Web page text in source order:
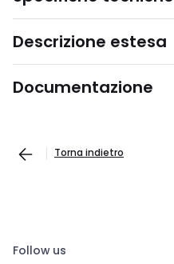
Descrizione estesa
Documentazione
Torna indietro
Follow us